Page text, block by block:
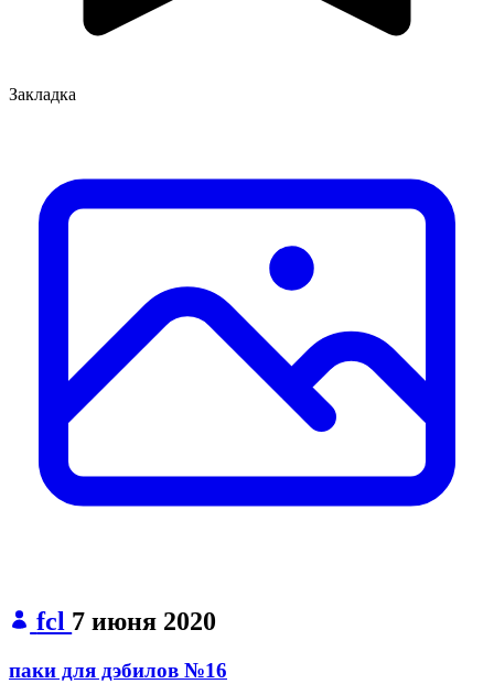
Закладка
fcl 7 июня 2020
паки для дэбилов №16